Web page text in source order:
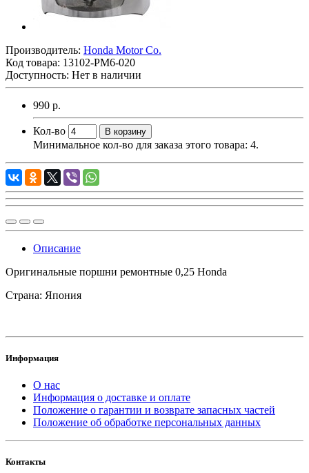
Производитель: Honda Motor Co.
Код товара: 13102-PM6-020
Доступность: Нет в наличии
990 р.
Кол-во В корзину
Минимальное кол-во для заказа этого товара: 4.
Описание
Оригинальные поршни ремонтные 0,25 Honda
Страна: Япония
Информация
О нас
Информация о доставке и оплате
Положение о гарантии и возврате запасных частей
Положение об обработке персональных данных
Контакты